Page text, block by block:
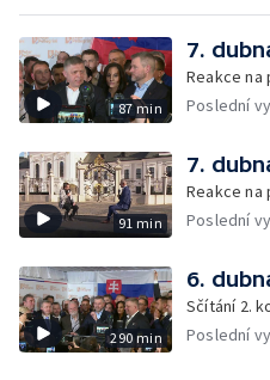
87 min
7.
Reakce
Poslední
91 min
7.
Reakce
Poslední
290 min
6.
Sčítání 2.
Poslední